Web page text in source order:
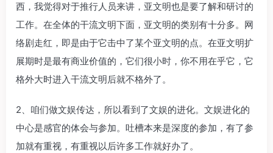
西，我觉得对于推行人员来讲，亚文明也是要了解和研讨的
工作。在全体的干流文明下面，亚文明的类别有十分多。网
络剧走红，即是由于它击中了某个亚文明的点。在亚文明扩
展期时是最有商业价值的，它们很小时，你不用在乎它，它
格外大时进入干流文明后就不格外了。
2、咱们做文娱传达，所以看到了文娱的进化。文娱进化的
中心是感官的体会与参加。吐槽本来是深度的参加，有了参
加就有重视，有重视以后许多工作就好办了。